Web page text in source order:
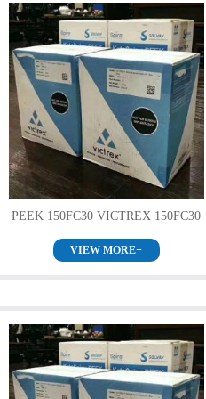
PEEK 150FC30 VICTREX 150FC30
VIEW MORE+